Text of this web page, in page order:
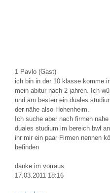
1 Pavlo (Gast)
ich bin in der 10 klasse komme
mein abitur nach 2 jahren. Ich
und am besten ein duales
der nähe also Hohenheim.
Ich suche aber nach firmen
duales studium im bereich bwl
ihr mir ein paar Firmen nennen
befinden
danke im vorraus
17.03.2011 18:16